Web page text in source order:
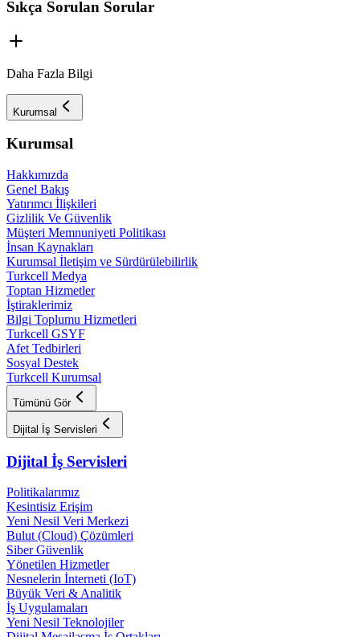
Sıkça Sorulan Sorular
Daha Fazla Bilgi
Kurumsal
Kurumsal
Hakkımızda
Genel Bakış
Yatırımcı İlişkileri
Gizlilik Ve Güvenlik
Müşteri Memnuniyeti Politikası
İnsan Kaynakları
Kurumsal İletişim ve Sürdürülebilirlik
Turkcell Medya
Toptan Hizmetler
İştiraklerimiz
Bilgi Toplumu Hizmetleri
Turkcell GSYF
Afet Tedbirleri
Sosyal Destek
Turkcell Kurumsal
Tümünü Gör
Dijital İş Servisleri
Dijital İş Servisleri
Politikalarımız
Kesintisiz Erişim
Yeni Nesil Veri Merkezi
Bulut (Cloud) Çözümleri
Siber Güvenlik
Yönetilen Hizmetler
Nesnelerin İnterneti (IoT)
Büyük Veri & Analitik
İş Uygulamaları
Yeni Nesil Teknolojiler